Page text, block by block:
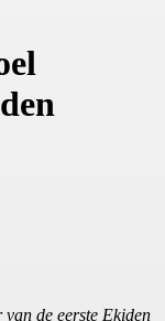
de eerste Ekiden